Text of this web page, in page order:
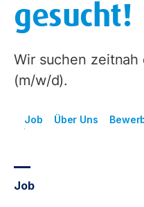
gesucht!
Wir suchen zeitnah
(m/w/d).
Job Über Uns
Job